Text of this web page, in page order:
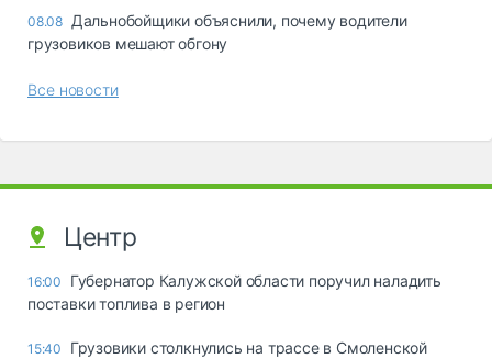
08.08 Дальнобойщики объяснили, почему водители
грузовиков мешают обгону
Все новости
Центр
16:00
Губернатор Калужской области поручил наладить
поставки топлива в регион
15:40
Грузовики столкнулись на трассе в Смоленской